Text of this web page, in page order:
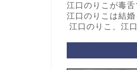
江口のりこが毒舌
江口のりこは結婚
江口のりこ、江